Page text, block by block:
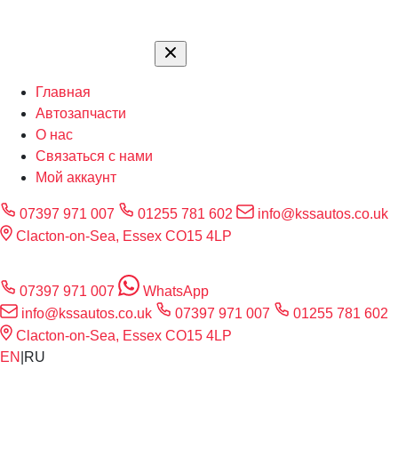
Главная
Автозапчасти
О нас
Связаться с нами
Мой аккаунт
07397 971 007 01255 781 602
info@kssautos.co.uk
Clacton-on-Sea, Essex CO15 4LP
07397 971 007
WhatsApp
info@kssautos.co.uk
07397 971 007
01255 781 602
Clacton-on-Sea, Essex CO15 4LP
EN RU